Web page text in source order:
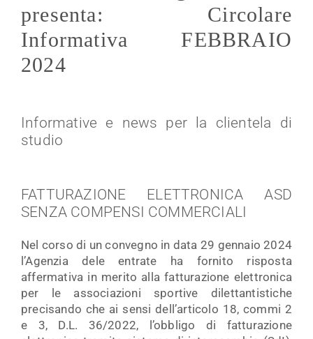
presenta: Circolare
Informativa FEBBRAIO
2024
Informative e news per la clientela di
studio
FATTURAZIONE ELETTRONICA ASD
SENZA COMPENSI COMMERCIALI
Nel corso di un convegno in data 29 gennaio 2024
l’Agenzia dele entrate ha fornito risposta
affermativa in merito alla fatturazione elettronica
per le associazioni sportive dilettantistiche
precisando che ai sensi dell’articolo 18, commi 2
e 3, D.L. 36/2022, l’obbligo di fatturazione